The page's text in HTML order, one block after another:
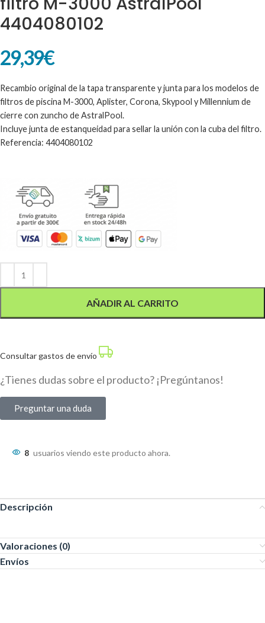
4404080102
29,39€
Recambio original de la tapa transparente y junta para los modelos de
filtros de piscina M-3000, Aplister, Corona, Skypool y Millennium de
cierre con zuncho de AstralPool.
Incluye junta de estanqueidad para sellar la unión con la cuba del filtro.
Referencia: 4404080102
AÑADIR AL CARRITO
Consultar gastos de envío
¿Tienes dudas sobre el producto? ¡Pregúntanos!
Preguntar una duda
8 usuarios viendo este producto ahora.
Descripción
Valoraciones (0)
Envíos